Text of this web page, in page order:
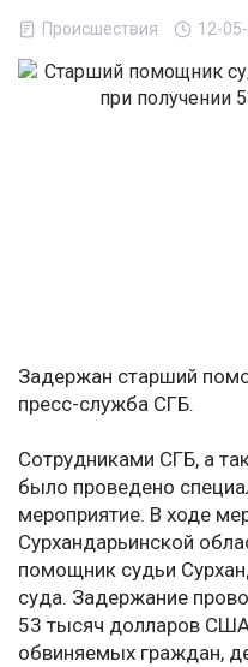
Происшествия 12-
Задержан старший
пресс-служба СГБ.
Сотрудниками СГБ, а
было проведено
мероприятие. В ходе
Сурхандарьинской
помощник судьи
суда. Задержание
53 тысяч долларов
обвиняемых граждан,